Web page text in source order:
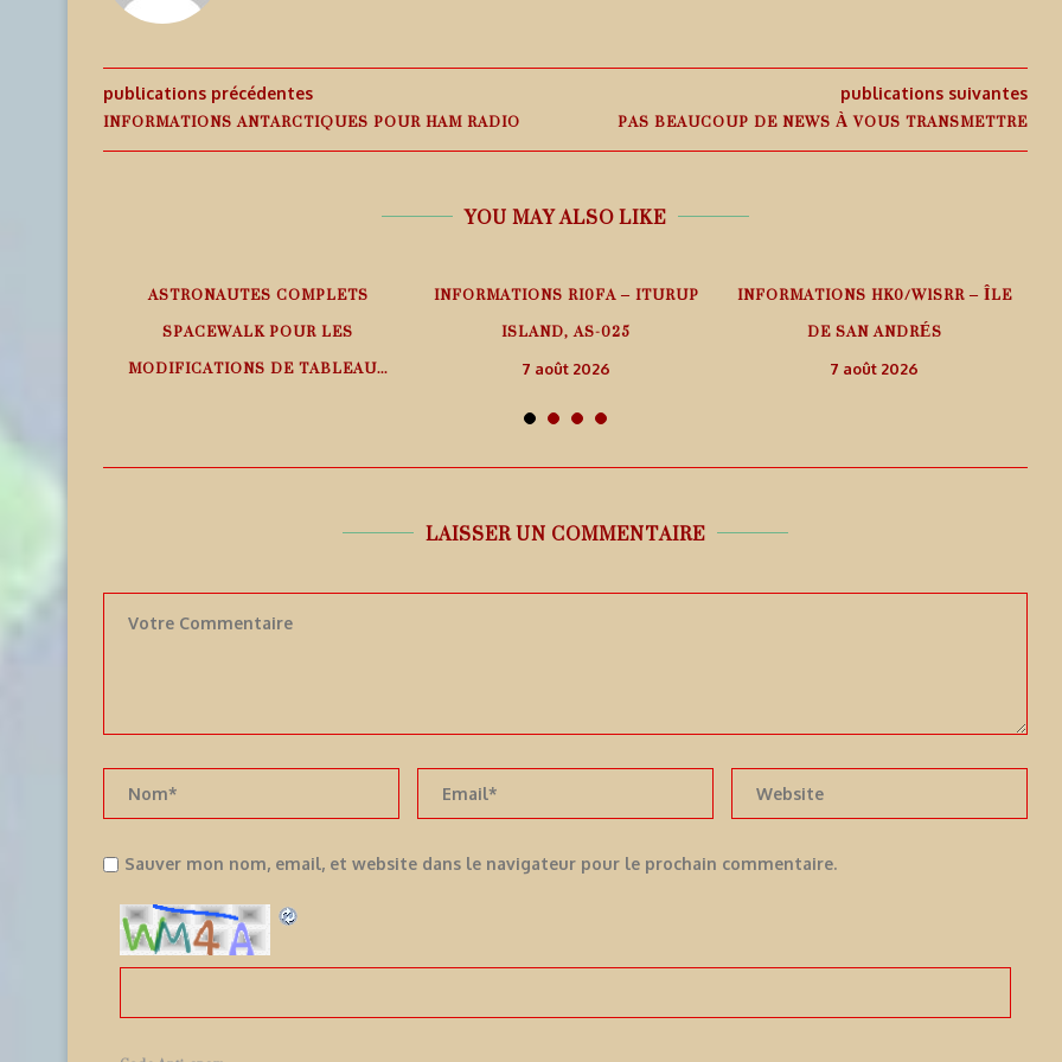
publications précédentes
INFORMATIONS ANTARCTIQUES POUR HAM RADIO
publications suivantes
PAS BEAUCOUP DE NEWS À VOUS TRANSMETTRE
YOU MAY ALSO LIKE
ASTRONAUTES COMPLETS
SPACEWALK POUR LES
MODIFICATIONS DE TABLEAU...
INFORMATIONS RI0FA – ITURUP
ISLAND, AS-025
7 août 2026
INFORMATIONS HK0/W1SRR – ÎLE
DE SAN ANDRÉS
7 août 2026
LAISSER UN COMMENTAIRE
Sauver mon nom, email, et website dans le navigateur pour le prochain commentaire.